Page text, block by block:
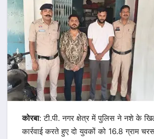
कोरबा: टी.पी. नगर क्षेत्र में पुलिस ने नशे के
कार्रवाई करते हुए दो युवकों को 16.8 ग्राम